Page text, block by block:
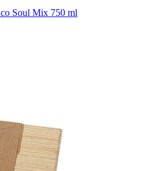
Soul Mix 750 ml